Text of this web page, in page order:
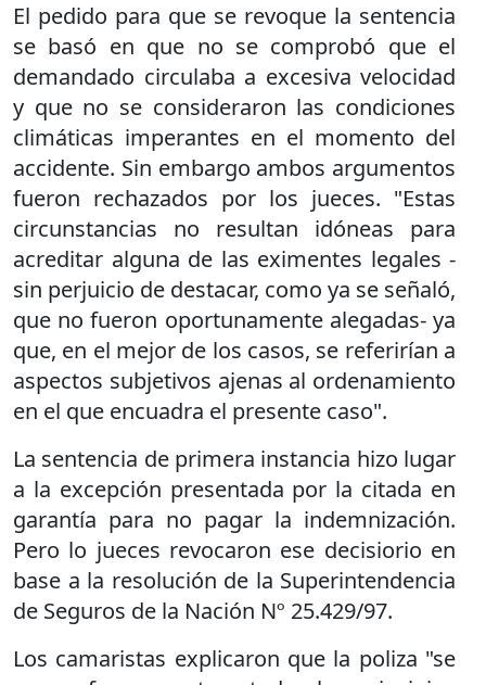
El pedido para que se revoque la sentencia
se basó en que no se comprobó que el
demandado circulaba a excesiva velocidad
y que no se consideraron las condiciones
climáticas imperantes en el momento del
accidente. Sin embargo ambos argumentos
fueron rechazados por los jueces. "Estas
circunstancias no resultan idóneas para
acreditar alguna de las eximentes legales -
sin perjuicio de destacar, como ya se señaló,
que no fueron oportunamente alegadas- ya
que, en el mejor de los casos, se referirían a
aspectos subjetivos ajenas al ordenamiento
en el que encuadra el presente caso".
La sentencia de primera instancia hizo lugar
a la excepción presentada por la citada en
garantía para no pagar la indemnización.
Pero lo jueces revocaron ese decisiorio en
base a la resolución de la Superintendencia
de Seguros de la Nación Nº 25.429/97.
Los camaristas explicaron que la poliza "se